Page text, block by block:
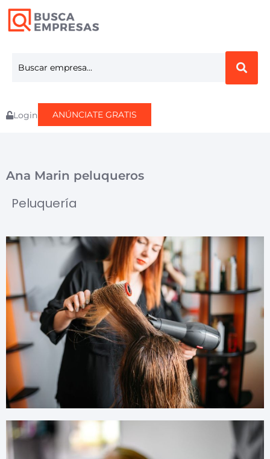
Login ANÚNCIATE GRATIS
Ana Marin peluqueros
Peluquería